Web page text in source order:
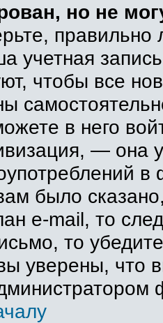
но не
учетная
чтобы все
в него
— она
было
e-mail, то
то
уверены, что